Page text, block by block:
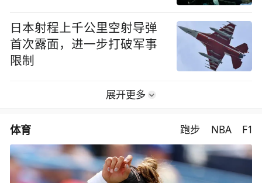
日本射程上千公里空射导弹
首次露面，进一步打破军事
限制
展开更多
体育 跑步 NBA F1